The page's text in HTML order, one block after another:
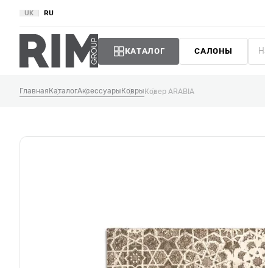
UK RU
КАТАЛОГ САЛОНЫ
Главная КаталогАксессуары КоврыКовер ARABIA